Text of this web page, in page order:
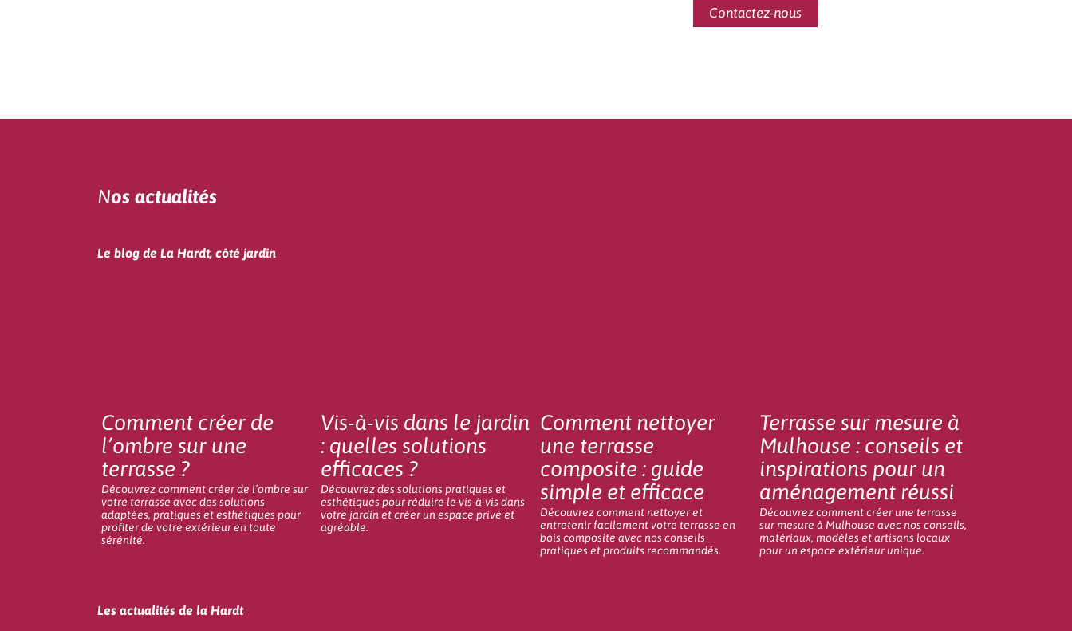
Contactez-nous
Nos actualités
Le blog de La Hardt, côté jardin
Comment créer de
l’ombre sur une
terrasse ?
Découvrez comment créer de l’ombre sur
votre terrasse avec des solutions
adaptées, pratiques et esthétiques pour
profiter de votre extérieur en toute
sérénité.
Vis-à-vis dans le jardin
: quelles solutions
efficaces ?
Découvrez des solutions pratiques et
esthétiques pour réduire le vis-à-vis dans
votre jardin et créer un espace privé et
agréable.
Comment nettoyer
une terrasse
composite : guide
simple et efficace
Découvrez comment nettoyer et
entretenir facilement votre terrasse en
bois composite avec nos conseils
pratiques et produits recommandés.
Terrasse sur mesure à
Mulhouse : conseils et
inspirations pour un
aménagement réussi
Découvrez comment créer une terrasse
sur mesure à Mulhouse avec nos conseils,
matériaux, modèles et artisans locaux
pour un espace extérieur unique.
Les actualités de la Hardt